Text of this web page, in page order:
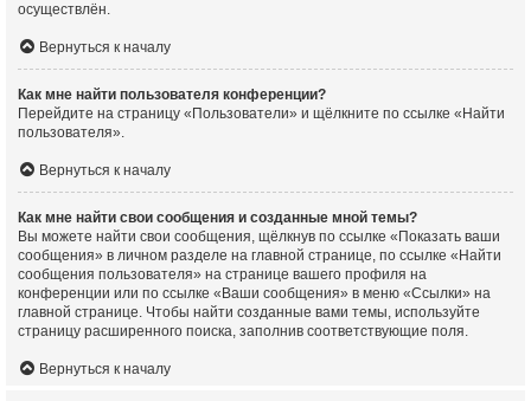
осуществлён.
Вернуться к началу
Как мне найти пользователя конференции?
Перейдите на страницу «Пользователи» и щёлкните по ссылке «Найти
пользователя».
Вернуться к началу
Как мне найти свои сообщения и созданные мной темы?
Вы можете найти свои сообщения, щёлкнув по ссылке «Показать ваши
сообщения» в личном разделе на главной странице, по ссылке «Найти
сообщения пользователя» на странице вашего профиля на
конференции или по ссылке «Ваши сообщения» в меню «Ссылки» на
главной странице. Чтобы найти созданные вами темы, используйте
страницу расширенного поиска, заполнив соответствующие поля.
Вернуться к началу